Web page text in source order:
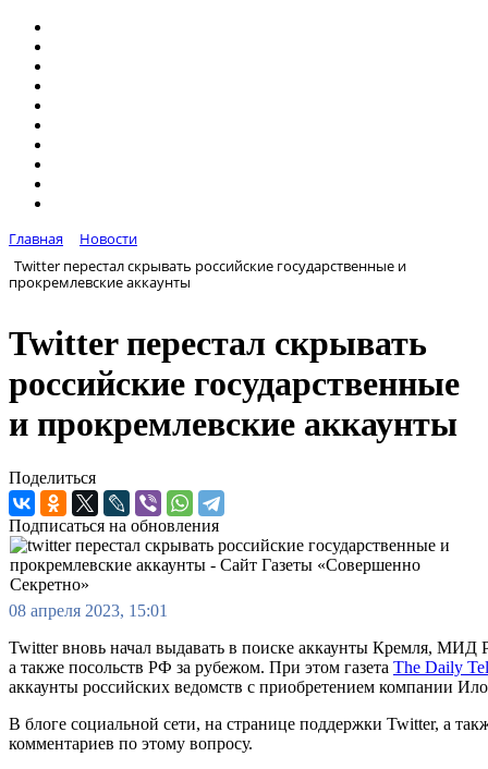
Главная
Новости
Twitter перестал скрывать российские государственные и
прокремлевские аккаунты
Twitter перестал скрывать
российские государственные
и прокремлевские аккаунты
Поделиться
Подписаться на обновления
08 апреля 2023, 15:01
Twitter вновь начал выдавать в поиске аккаунты Кремля,
а также посольств РФ за рубежом. При этом газета The Daily
аккаунты российских ведомств с приобретением компании
В блоге социальной сети, на странице поддержки Twitter, а
комментариев по этому вопросу.